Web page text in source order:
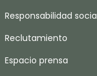
Responsabilidad
Reclutamiento
Espacio prensa